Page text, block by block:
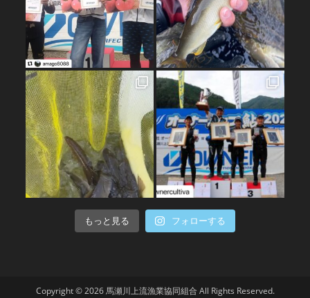
もっと見る フォローする
Copyright © 2026 馬瀬川上流漁業協同組合 All Rights Reserved.